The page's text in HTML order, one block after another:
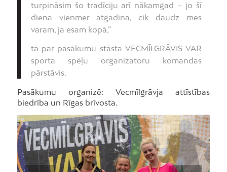
turpināsim šo tradīciju arī nākamgad – jo šī
diena vienmēr atgādina, cik daudz mēs
varam, ja esam kopā,”
tā par pasākumu stāsta VECMĪLGRĀVIS VAR
sporta spēļu organizatoru komandas
pārstāvis.
Pasākumu organizē: Vecmīlgrāvja attīstības
biedrība un Rīgas brīvosta.